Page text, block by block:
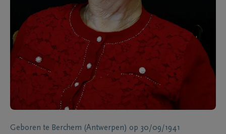
Geboren te Berchem (Antwerpen) op 30/09/1941